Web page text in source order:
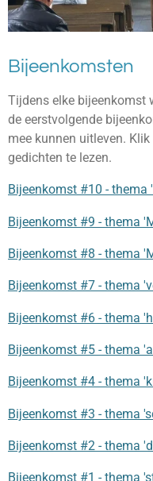
Bijeenkomsten
Tijdens elke bijeenkomst
de eerstvolgende
mee kunnen uitleven.
gedichten te lezen.
Bijeenkomst #10 - thema '
Bijeenkomst #9 - thema
Bijeenkomst #8 - thema
Bijeenkomst #7 - thema
Bijeenkomst #6 - thema
Bijeenkomst #5 - thema
Bijeenkomst #4 - thema
Bijeenkomst #3 - thema
Bijeenkomst #2 - thema
Bijeenkomst #1 - thema